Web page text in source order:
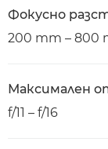
Фокусно
200 mm – 800
Максимален
f/11 – f/16